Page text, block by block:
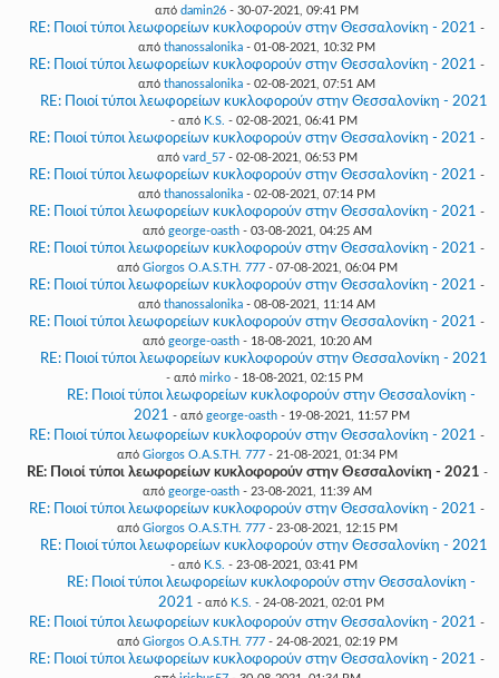
από damin26 - 30-07-2021, 09:41 PM
RE: Ποιοί τύποι λεωφορείων κυκλοφορούν στην Θεσσαλονίκη - 2021 -
από thanossalonika - 01-08-2021, 10:32 PM
RE: Ποιοί τύποι λεωφορείων κυκλοφορούν στην Θεσσαλονίκη - 2021 -
από thanossalonika - 02-08-2021, 07:51 AM
RE: Ποιοί τύποι λεωφορείων κυκλοφορούν στην Θεσσαλονίκη - 2021
- από K.S. - 02-08-2021, 06:41 PM
RE: Ποιοί τύποι λεωφορείων κυκλοφορούν στην Θεσσαλονίκη - 2021 -
από vard_57- 02-08-2021, 06:53 PM
RE: Ποιοί τύποι λεωφορείων κυκλοφορούν στην Θεσσαλονίκη - 2021 -
από thanossalonika - 02-08-2021, 07:14 PM
RE: Ποιοί τύποι λεωφορείων κυκλοφορούν στην Θεσσαλονίκη - 2021 -
από george-oasth- 03-08-2021, 04:25 AM
RE: Ποιοί τύποι λεωφορείων κυκλοφορούν στην Θεσσαλονίκη - 2021 -
από Giorgos O.A.S.TH. 777- 07-08-2021, 06:04 PM
RE: Ποιοί τύποι λεωφορείων κυκλοφορούν στην Θεσσαλονίκη - 2021 -
από thanossalonika - 08-08-2021, 11:14 AM
RE: Ποιοί τύποι λεωφορείων κυκλοφορούν στην Θεσσαλονίκη - 2021 -
από george-oasth- 18-08-2021, 10:20 AM
RE: Ποιοί τύποι λεωφορείων κυκλοφορούν στην Θεσσαλονίκη - 2021
- από mirko- 18-08-2021, 02:15 PM
RE: Ποιοί τύποι λεωφορείων κυκλοφορούν στην Θεσσαλονίκη -
2021 - από george-oasth- 19-08-2021, 11:57 PM
RE: Ποιοί τύποι λεωφορείων κυκλοφορούν στην Θεσσαλονίκη - 2021 -
από Giorgos O.A.S.TH. 777- 21-08-2021, 01:34 PM
RE: Ποιοί τύποι λεωφορείων κυκλοφορούν στην Θεσσαλονίκη - 2021 -
από george-oasth- 23-08-2021, 11:39 AM
RE: Ποιοί τύποι λεωφορείων κυκλοφορούν στην Θεσσαλονίκη - 2021 -
από Giorgos O.A.S.TH. 777- 23-08-2021, 12:15 PM
RE: Ποιοί τύποι λεωφορείων κυκλοφορούν στην Θεσσαλονίκη - 2021
- από K.S. - 23-08-2021, 03:41 PM
RE: Ποιοί τύποι λεωφορείων κυκλοφορούν στην Θεσσαλονίκη -
2021 - από K.S. - 24-08-2021, 02:01 PM
RE: Ποιοί τύποι λεωφορείων κυκλοφορούν στην Θεσσαλονίκη - 2021 -
από Giorgos O.A.S.TH. 777- 24-08-2021, 02:19 PM
RE: Ποιοί τύποι λεωφορείων κυκλοφορούν στην Θεσσαλονίκη - 2021 -